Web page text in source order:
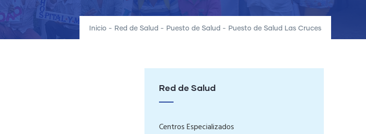
Inicio - Red de Salud - Puesto de Salud - Puesto de Salud Las Cruces
Red de Salud
Centros Especializados